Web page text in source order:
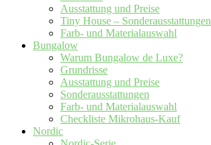
Ausstattung und Preise
Tiny House – Sonderausstattungen
Farb- und Materialauswahl
Bungalow
Warum Bungalow de Luxe?
Grundrisse
Ausstattung und Preise
Sonderausstattungen
Farb- und Materialauswahl
Checkliste Mikrohaus-Kauf
Nordic